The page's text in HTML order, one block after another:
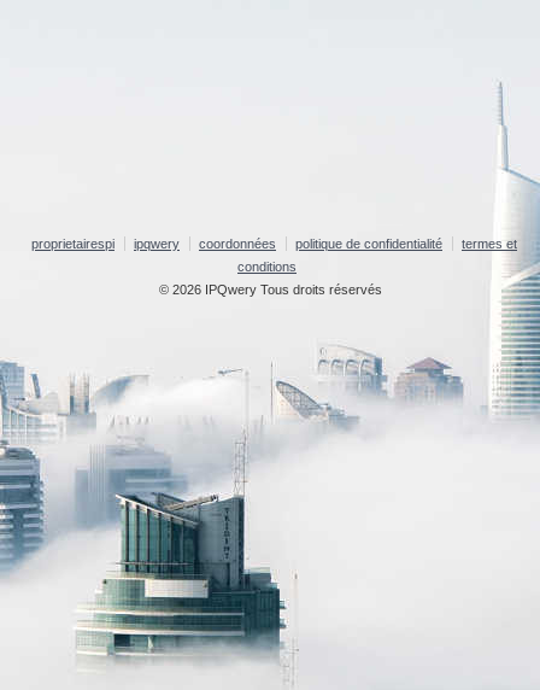
proprietairespi ipqwery coordonnées politique de confidentialité
termes et
conditions
© 2026 IPQwery Tous droits réservés